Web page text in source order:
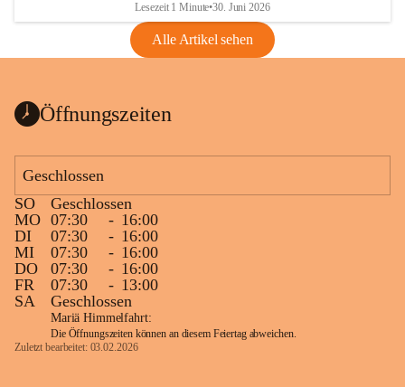
Lesezeit 1 Minute•30. Juni 2026
Alle Artikel sehen
Öffnungszeiten
Geschlossen
SO
Geschlossen
MO 07:30 - 16:00
DI
07:30 - 16:00
MI
07:30 - 16:00
DO
07:30 - 16:00
FR
07:30 - 13:00
SA
Geschlossen
Mariä Himmelfahrt:
Die Öffnungszeiten können an diesem Feiertag abweichen.
Zuletzt bearbeitet: 03.02.2026